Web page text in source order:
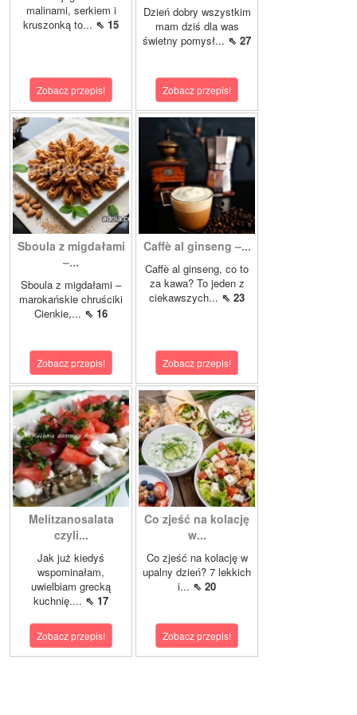
malinami, serkiem i
kruszonką to... ⇖ 15
Zobacz przepis!
Dzień dobry wszystkim
mam dziś dla was
świetny pomysł... ⇖ 27
Zobacz przepis!
Sboula z migdałami
–...
Sboula z migdałami –
marokańskie chruściki
Cienkie,... ⇖ 16
Zobacz przepis!
Caffè al ginseng –...
Caffè al ginseng, co to
za kawa? To jeden z
ciekawszych... ⇖ 23
Zobacz przepis!
Melitzanosalata
czyli...
Jak już kiedyś
wspominałam,
uwielbiam grecką
kuchnię.... ⇖ 17
Zobacz przepis!
Co zjeść na kolację
w...
Co zjeść na kolację w
upalny dzień? 7 lekkich
i... ⇖ 20
Zobacz przepis!